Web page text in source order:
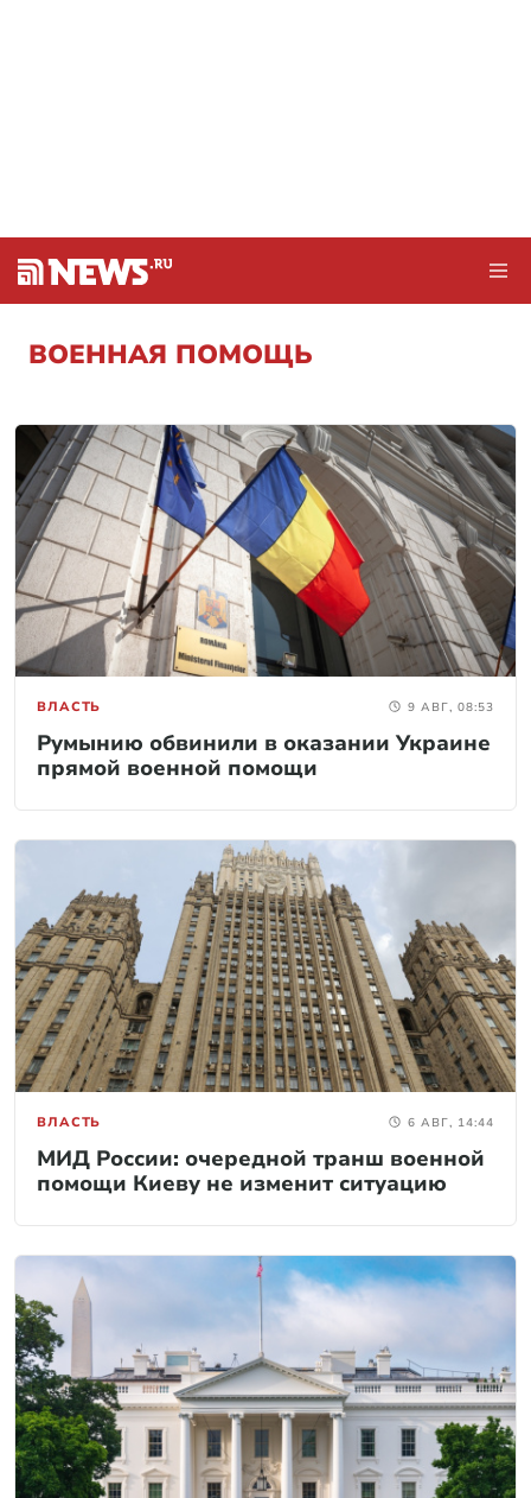
ВОЕННАЯ ПОМОЩЬ
ВЛАСТЬ 9 АВГ, 08:53
Румынию обвинили в оказании Украине
прямой военной помощи
ВЛАСТЬ 6 АВГ, 14:44
МИД России: очередной транш военной
помощи Киеву не изменит ситуацию